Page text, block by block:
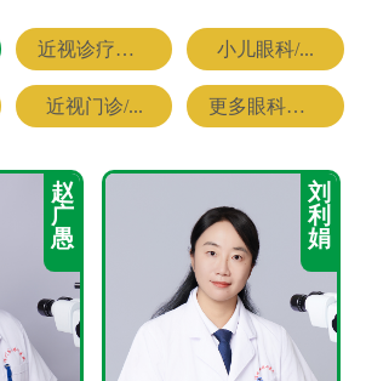
近视诊疗专科 小儿眼科/...
近视门诊/... 更多眼科专家
赵
广
愚
刘
利
娟